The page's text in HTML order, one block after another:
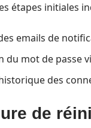
étapes initiales
emails de
du mot de passe
des
de